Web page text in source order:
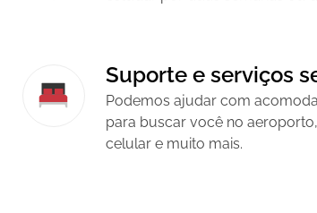
Suporte e serviços
Podemos ajudar com
para buscar você no
celular e muito mais.